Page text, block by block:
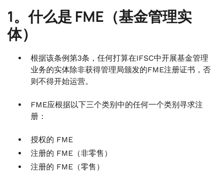
1。什么是 FME（基金管理实
体）
根据该条例第3条，任何打算在IFSC中开展基金管理
业务的实体除非获得管理局颁发的FME注册证书，否
则不得开始运营。
FME应根据以下三个类别中的任何一个类别寻求注
册：
授权的 FME
注册的 FME（非零售）
注册的 FME（零售）